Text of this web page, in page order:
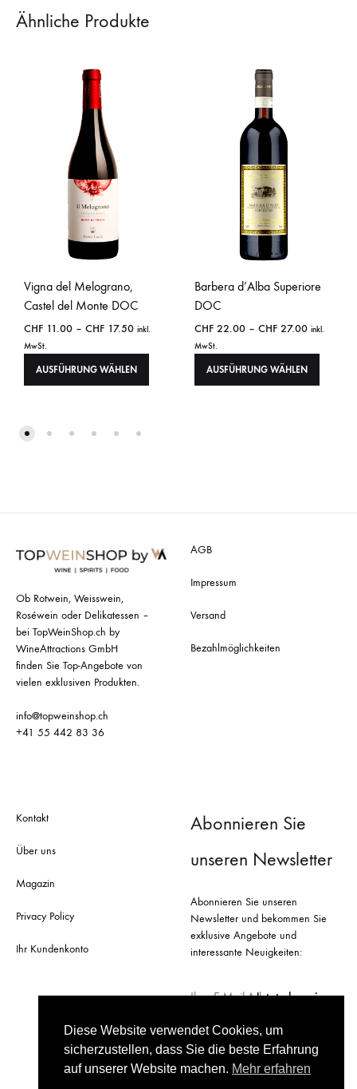
Ähnliche Produkte
Vigna del Melograno,
Castel del Monte DOC
CHF 11.00 – CHF 17.50 inkl.
MwSt.
AUSFÜHRUNG WÄHLEN
Barbera d’Alba Superiore
DOC
CHF 22.00 – CHF 27.00 inkl.
MwSt.
AUSFÜHRUNG WÄHLEN
Ob Rotwein, Weisswein,
Roséwein oder Delikatessen –
bei TopWeinShop.ch by
WineAttractions GmbH
finden Sie Top-Angebote von
vielen exklusiven Produkten.
info@topweinshop.ch
+41 55 442 83 36
AGB
Impressum
Versand
Bezahlmöglichkeiten
Kontakt
Über uns
Magazin
Privacy Policy
Ihr Kundenkonto
Abonnieren Sie
unseren Newsletter
Abonnieren Sie unseren
Newsletter und bekommen Sie
exklusive Angebote und
interessante Neuigkeiten:
Diese Website verwendet Cookies, um
sicherzustellen, dass Sie die beste Erfahrung
auf unserer Website machen. Mehr erfahren